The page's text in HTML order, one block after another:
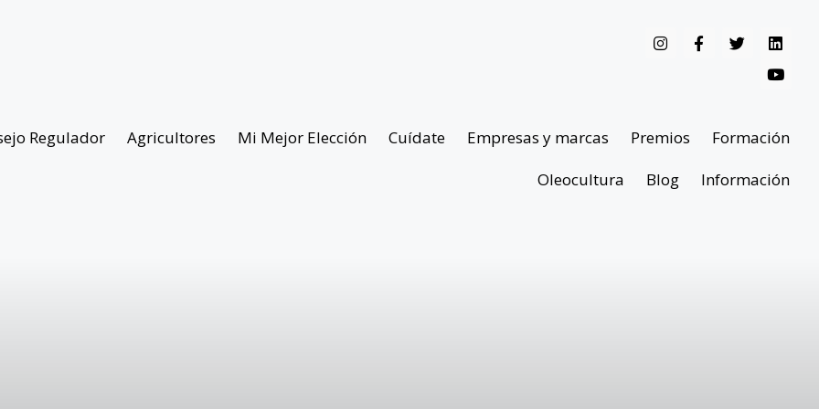
Regulador Agricultores Mi Mejor Elección Cuídate Empresas y marcas Premios
Formación
Oleocultura
Blog Información